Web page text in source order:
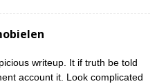
writeup. It if truth be told
account it. Look complicated